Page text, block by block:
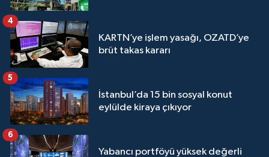
KARTN’ye işlem yasağı, OZATD’ye
brüt takas kararı
4
İstanbul’da 15 bin sosyal konut
eylülde kiraya çıkıyor
5
Yabancı portföyü yüksek değerli
6